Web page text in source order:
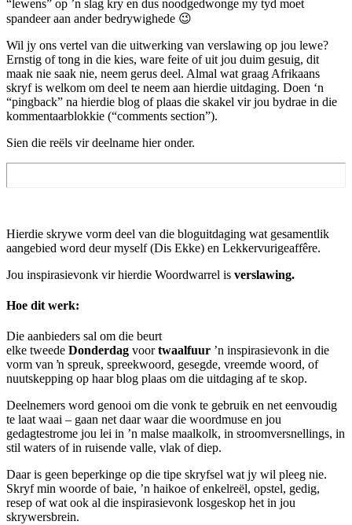
“lewens” op ’n slag kry en dus noodgedwonge my tyd moet
spandeer aan ander bedrywighede 😉
Wil jy ons vertel van die uitwerking van verslawing op jou lewe?
Ernstig of tong in die kies, ware feite of uit jou duim gesuig, dit
maak nie saak nie, neem gerus deel. Almal wat graag Afrikaans
skryf is welkom om deel te neem aan hierdie uitdaging. Doen ‘n
“pingback” na hierdie blog of plaas die skakel vir jou bydrae in die
kommentaarblokkie (“comments section”).
Sien die reëls vir deelname hier onder.
Hierdie skrywe vorm deel van die bloguitdaging wat gesamentlik
aangebied word deur myself (Dis Ekke) en Lekkervurigeaffêre.
Jou inspirasievonk vir hierdie Woordwarrel is verslawing.
Hoe dit werk:
Die aanbieders sal om die beurt
elke tweede Donderdag voortwaalfuur ’n inspirasievonk in die
vorm van ŉ spreuk, spreekwoord, gesegde, vreemde woord, of
nuutskepping op haar blog plaas om die uitdaging af te skop.
Deelnemers word genooi om die vonk te gebruik en net eenvoudig
te laat waai – gaan net daar waar die woordmuse en jou
gedagtestrome jou lei in ’n malse maalkolk, in stroomversnellings, in
stil waters of in ruisende valle, vlak of diep.
Daar is geen beperkinge op die tipe skryfsel wat jy wil pleeg nie.
Skryf min woorde of baie, ’n haikoe of enkelreël, opstel, gedig,
resep of wat ook al die inspirasievonk losgeskop het in jou
skrywersbrein.